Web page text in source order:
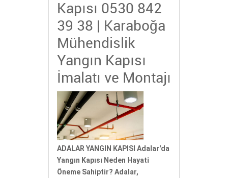
Kapısı 0530 842
39 38 | Karaboğa
Mühendislik
Yangın Kapısı
İmalatı ve Montajı
ADALAR YANGIN KAPISI Adalar'da
Yangın Kapısı Neden Hayati
Öneme Sahiptir? Adalar,